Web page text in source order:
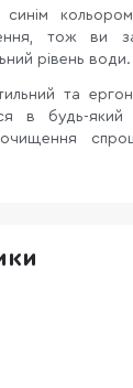
синім
тож ви
рівень води.
та
в будь-який